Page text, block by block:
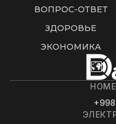
ВОПРОС-ОТВЕТ
ЗДОРОВЬЕ
ЭКОНОМИКА